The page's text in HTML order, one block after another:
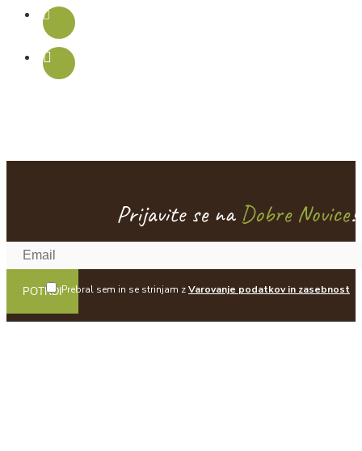
Prijavite se naDobre Novice!
POTRDIPrebral sem in se strinjam zVarovanje podatkov in zasebnost